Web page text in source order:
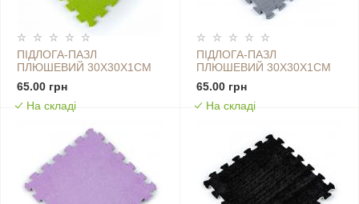
ПІДЛОГА-ПАЗЛ
ПЛЮШЕВИЙ 30Х30Х1СМ
САЛАТОВИЙ (D) SW-
00002094
65.00 грн
На складі
ПІДЛОГА-ПАЗЛ
ПЛЮШЕВИЙ 30Х30Х1СМ
СВІТЛО-СІРИЙ (D) SW-
00002080
65.00 грн
На складі